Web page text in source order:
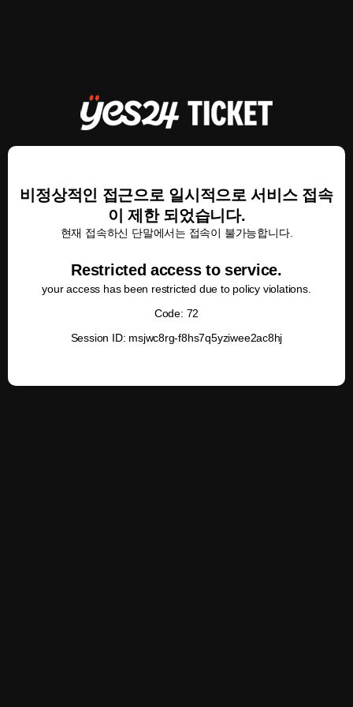
비정상적인 접근으로 일시적으로 서비스 접속
이 제한 되었습니다.
현재 접속하신 단말에서는 접속이 불가능합니다.
Restricted access to service.
your access has been restricted due to policy violations.
Code: 72
Session ID: msjwc8rg-f8hs7q5yziwee2ac8hj